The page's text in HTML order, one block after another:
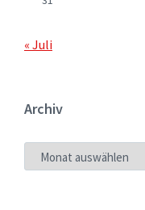
« Juli
Archiv
ARCHIV